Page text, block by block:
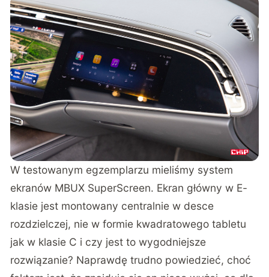
W testowanym egzemplarzu mieliśmy system
ekranów MBUX SuperScreen. Ekran główny w E-
klasie jest montowany centralnie w desce
rozdzielczej, nie w formie kwadratowego tabletu
jak w klasie C i czy jest to wygodniejsze
rozwiązanie? Naprawdę trudno powiedzieć, choć